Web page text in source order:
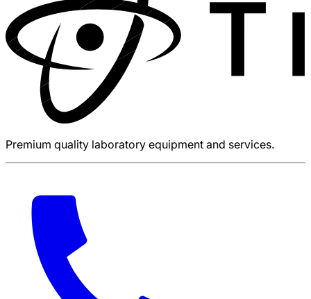
Premium quality laboratory equipment and services.